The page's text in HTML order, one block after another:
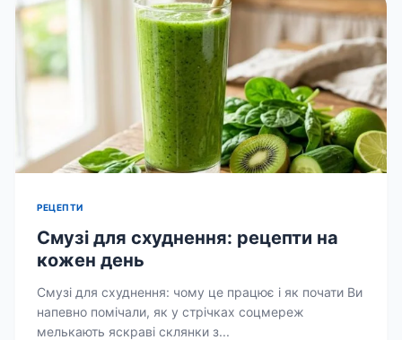
РЕЦЕПТИ
Смузі для схуднення: рецепти на
кожен день
Смузі для схуднення: чому це працює і як почати Ви
напевно помічали, як у стрічках соцмереж
мелькають яскраві склянки з...